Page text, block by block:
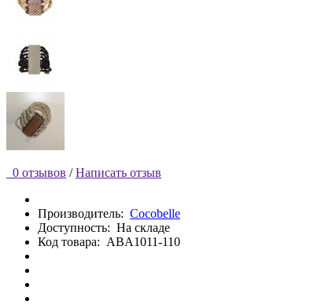
0 отзывов / Написать отзыв
Производитель: Cocobelle
Доступность: На складе
Код товара: ABA1011-110